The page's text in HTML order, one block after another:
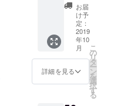
10月13
日(日)
@新宿
Gyoen-
Rosso-
198
Open
12:30 /
い未来
サイン
入り写
真集 ・
『ぼく
はぼろ
ぞうき
ん』完
き絵本
・10月
13日の
出版ラ
イブ招
待券 ・
プロ
ジェク
ト限定
タオル
お届
け予
定：
2019
年10
月
詳細を見る
こ
の
リ
タ
ー
ン
を
選
択
す
る